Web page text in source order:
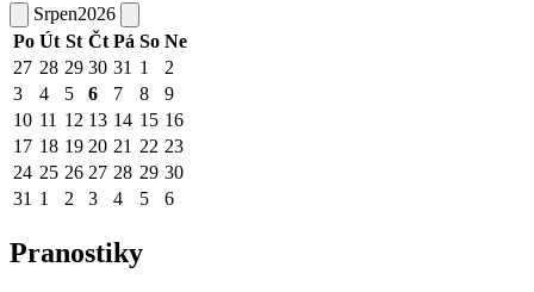
Srpen2026
Po Út St Čt Pá So Ne
27 28 29 30 31 1
2
3
4 5 6 7 8
9
10 11 12 13 14 15 16
17 18 19 20 21 22 23
24 25 26 27 28 29 30
31 1 2 3 4 5 6
Pranostiky